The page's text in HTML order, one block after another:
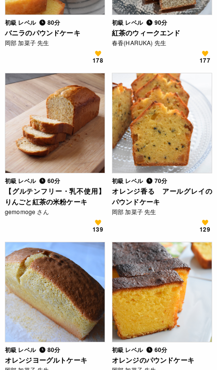
初級 レベル 80分
バニラのパウンドケーキ
岡部 加菜子 先生
178
初級 レベル 90分
紅茶のウィークエンド
春香(HARUKA) 先生
177
初級 レベル 60分
【グルテンフリー・乳不使用】
りんごと紅茶の米粉ケーキ
gemomoge さん
139
初級 レベル 70分
オレンジ香る アールグレイの
パウンドケーキ
岡部 加菜子 先生
129
初級 レベル 80分
オレンジヨーグルトケーキ
初級 レベル 60分
オレンジのパウンドケーキ